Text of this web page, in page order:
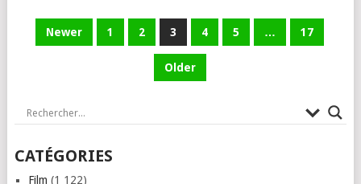
PAGINATION
Newer 1 2 3 4 5 … 17
Older
CATÉGORIES
Film (1 122)